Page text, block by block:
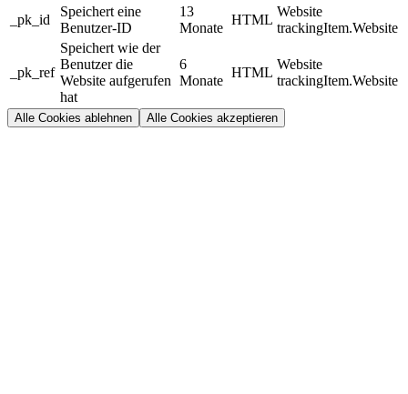
_pk_id
Speichert eine
Benutzer-ID
13
Monate
HTML
Website
trackingItem.Website
_pk_ref
Speichert wie der
Benutzer die
Website aufgerufen
hat
6
Monate
HTML
Website
trackingItem.Website
Alle Cookies ablehnen Alle Cookies akzeptieren